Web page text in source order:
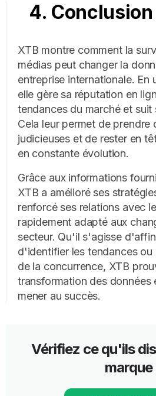
4. Conclusion
XTB montre comment la
médias peut changer la
entreprise internationale. En
elle gère sa réputation en
tendances du marché et suit
Cela leur permet de prendre
judicieuses et de rester en
en constante évolution.
Grâce aux informations
XTB a amélioré ses
renforcé ses relations avec
rapidement adapté aux
secteur. Qu'il s'agisse
d'identifier les tendances ou
de la concurrence, XTB
transformation des données
mener au succès.
Vérifiez ce qu'ils
marque